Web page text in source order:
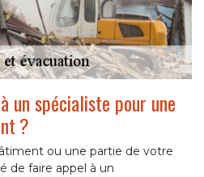
un spécialiste pour une
?
ou une partie de votre
de faire appel à un